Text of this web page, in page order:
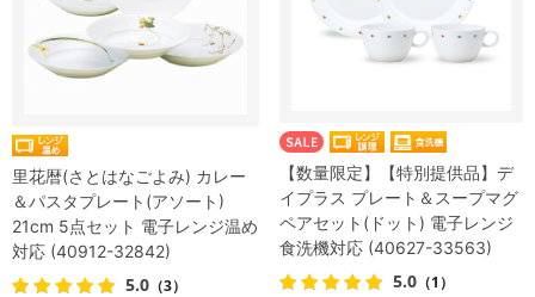
里花暦(さとはなごよみ) カレー
＆パスタプレート(アソート)
21cm 5点セット 電子レンジ温め
対応 (40912-32842)
5.0 （3）
【数量限定】【特別提供品】デ
イプラス プレート＆スープマグ
ペアセット(ドット) 電子レンジ
食洗機対応 (40627-33563)
5.0 （1）